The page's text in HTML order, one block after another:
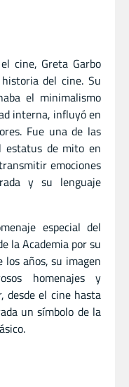
cine, Greta Garbo
del cine. Su
el minimalismo
interna, influyó en
Fue una de las
estatus de mito en
emociones
y su lenguaje
especial del
la Academia por su
años, su imagen
homenajes y
desde el cine hasta
un símbolo de la